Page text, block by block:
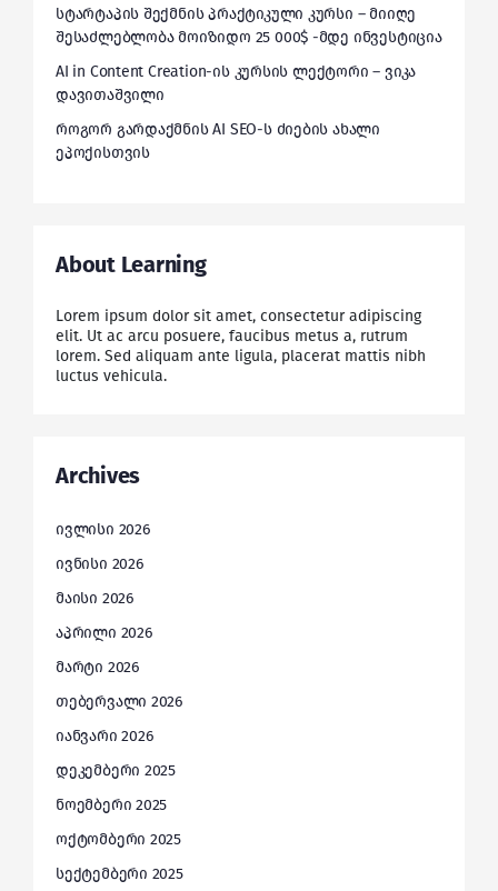
სტარტაპის შექმნის პრაქტიკული კურსი – მიიღე
შესაძლებლობა მოიზიდო 25 000$ -მდე ინვესტიცია
AI in Content Creation-ის კურსის ლექტორი – ვიკა
დავითაშვილი
როგორ გარდაქმნის AI SEO-ს ძიების ახალი
ეპოქისთვის
About Learning
Lorem ipsum dolor sit amet, consectetur adipiscing
elit. Ut ac arcu posuere, faucibus metus a, rutrum
lorem. Sed aliquam ante ligula, placerat mattis nibh
luctus vehicula.
Archives
ივლისი 2026
ივნისი 2026
მაისი 2026
აპრილი 2026
მარტი 2026
თებერვალი 2026
იანვარი 2026
დეკემბერი 2025
ნოემბერი 2025
ოქტომბერი 2025
სექტემბერი 2025